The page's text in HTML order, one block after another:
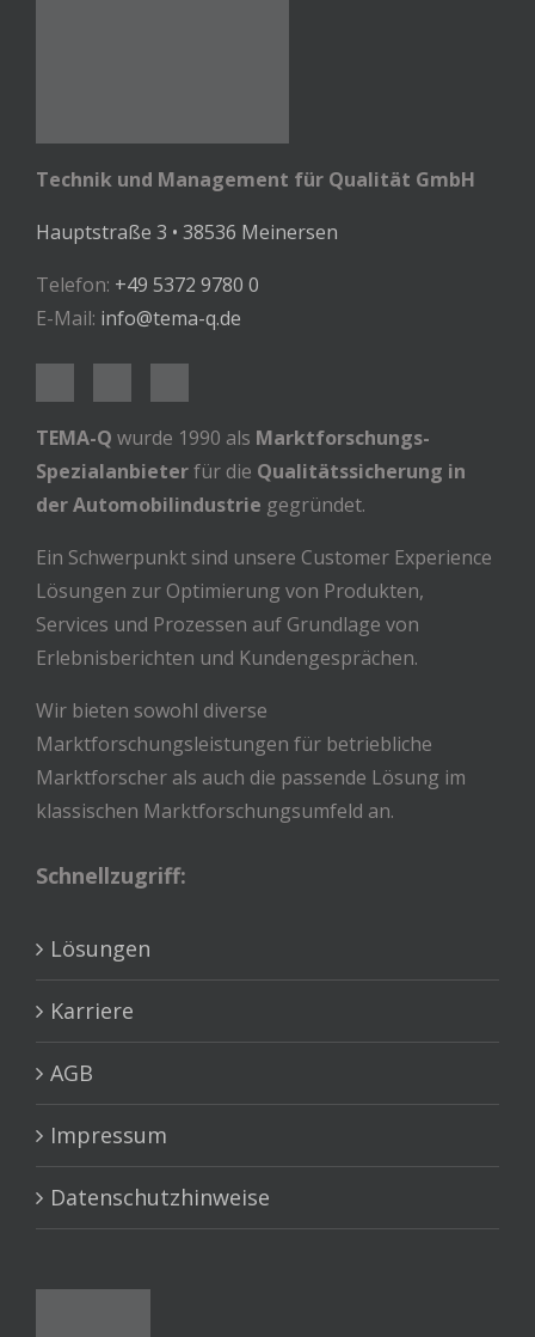
Technik und Management für Qualität GmbH
Hauptstraße 3 • 38536 Meinersen
Telefon: +49 5372 9780 0
E-Mail: info@tema-q.de
TEMA-Q wurde 1990 als Marktforschungs-
Spezialanbieterfür die Qualitätssicherung in
der Automobilindustrie gegründet.
Ein Schwerpunkt sind unsere Customer Experience
Lösungen zur Optimierung von Produkten,
Services und Prozessen auf Grundlage von
Erlebnisberichten und Kundengesprächen.
Wir bieten sowohl diverse
Marktforschungsleistungen für betriebliche
Marktforscher als auch die passende Lösung im
klassischen Marktforschungsumfeld an.
Schnellzugriff:
Lösungen
Karriere
AGB
Impressum
Datenschutzhinweise